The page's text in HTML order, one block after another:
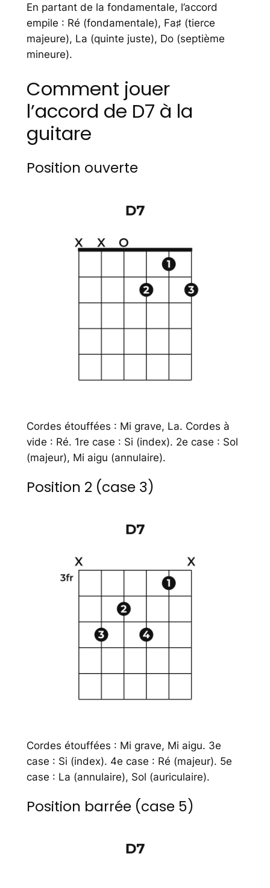
En partant de la fondamentale, l’accord
empile : Ré (fondamentale), Fa♯ (tierce
majeure), La (quinte juste), Do (septième
mineure).
Comment jouer
l’accord de D7 à la
guitare
Position ouverte
Cordes étouffées : Mi grave, La. Cordes à
vide : Ré. 1re case : Si (index). 2e case : Sol
(majeur), Mi aigu (annulaire).
Position 2 (case 3)
Cordes étouffées : Mi grave, Mi aigu. 3e
case : Si (index). 4e case : Ré (majeur). 5e
case : La (annulaire), Sol (auriculaire).
Position barrée (case 5)